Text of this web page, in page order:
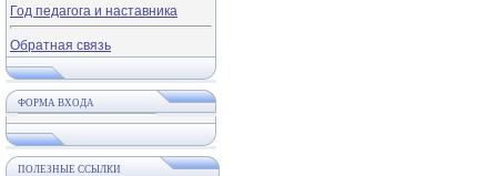
Год педагога и наставника
Обратная связь
ФОРМА ВХОДА
ПОЛЕЗНЫЕ ССЫЛКИ